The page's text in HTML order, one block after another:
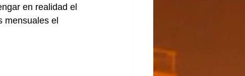
en realidad el
mensuales el